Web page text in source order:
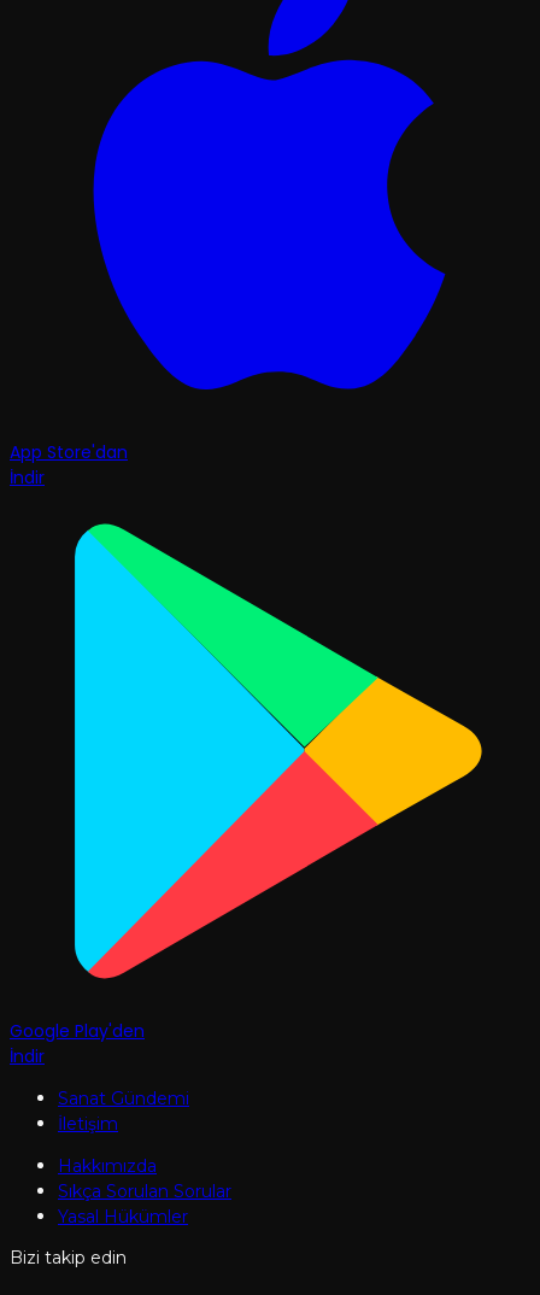
App Store'dan
İndir
Google Play'den
İndir
Sanat Gündemi
İletişim
Hakkımızda
Sıkça Sorulan Sorular
Yasal Hükümler
Bizi takip edin